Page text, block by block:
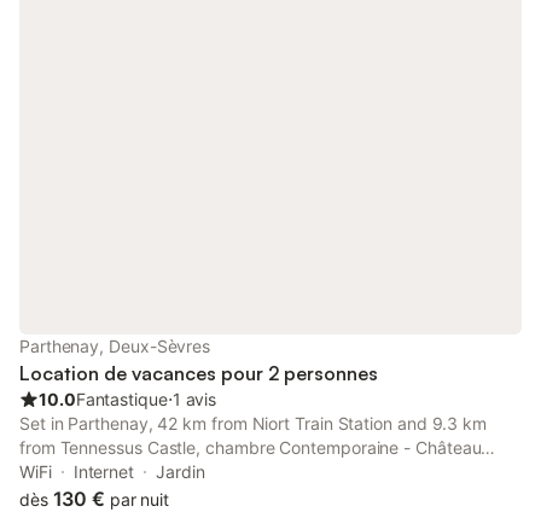
Parthenay, Deux-Sèvres
Location de vacances pour 2 personnes
10.0Fantastique⋅1 avis
Set in Parthenay, 42 km from Niort Train Station and 9.3 km
from Tennessus Castle, chambre Contemporaine - Château
Maranne offers accommodation with free WiFi, a garden,
garden views, and access to a sauna and a hot tub.
WiFi Internet
Jardin
dès 130 € par nuit